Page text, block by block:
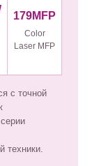
179MFP
Color
Laser MFP
с точной
техники.